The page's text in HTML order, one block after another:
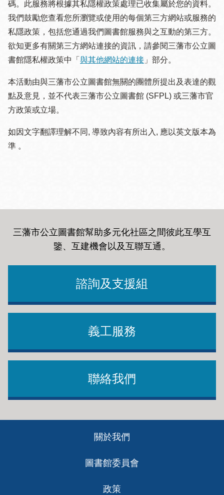
碼。此服務將根據其私隱權政策處理已收集屬於您的資料。
我們鼓勵您查看您所瀏覽或使用的每個第三方網站或服務的
私隱政策，包括您通過我們圖書館服務與之互動的第三方。
欲知更多有關第三方網站連接的資訊，請參閱三藩市公立圖
書館隱私權政策中「 與其他網站的連接 」部分。
本活動由與三藩市公立圖書館無關的團體所提出及表達的觀
點及意見，並不代表三藩市公立圖書館 (SFPL) 或三藩市官
方政策或立場。
如因文字翻譯理解不同, 導致內容有所出入, 應以英文版本為
準 。
三藩市公立圖書館幫助多元化社區之間彼此互學互
鑒、互建機會以及互聯互通。
諮詢及支援組
義工服務
聯絡我們
關於我們
圖書館委員會
政策